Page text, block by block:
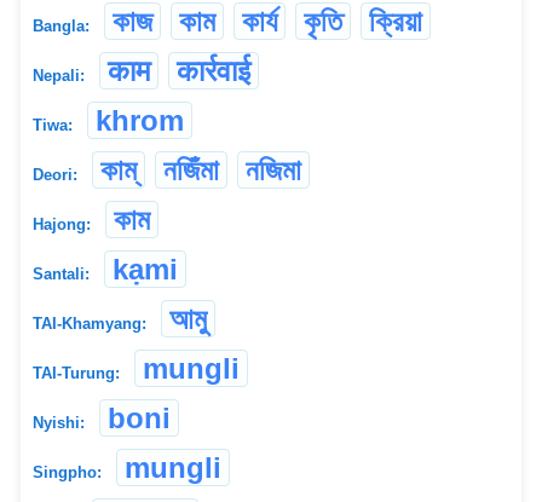
Bangla: কাজ কাম কার্য কৃতি ক্রিয়া
Nepali: काम कार्रवाई
Tiwa: khrom
Deori: কাম্ নজিঁমা নজিমা
Hajong: কাম
Santali: kạmi
TAI-Khamyang: আমু
TAI-Turung: mungli
Nyishi: boni
Singpho: mungli